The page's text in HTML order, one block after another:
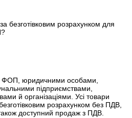
безготівковим розрахунком для
юридичними особами,
підприємствами,
й організаціями. Усі товари
розрахунком без ПДВ,
доступний продаж з ПДВ.